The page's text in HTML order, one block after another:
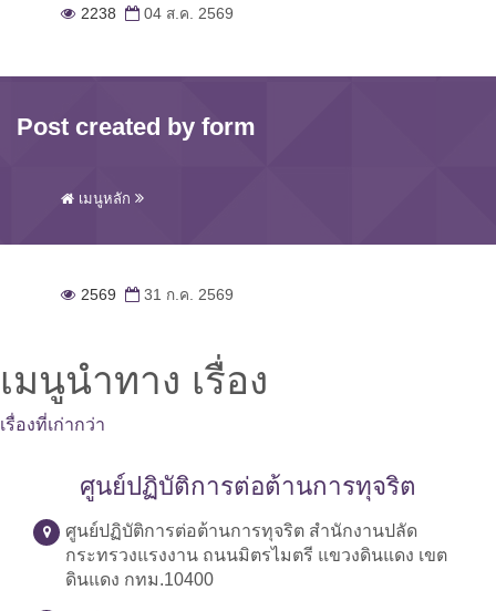
2238 04 ส.ค. 2569
Post created by form
เมนูหลัก
2569 31 ก.ค. 2569
เมนูนำทาง เรื่อง
เรื่องที่เก่ากว่า
ศูนย์ปฏิบัติการต่อต้านการทุจริต
ศูนย์ปฏิบัติการต่อต้านการทุจริต สำนักงานปลัด
กระทรวงแรงงาน ถนนมิตรไมตรี แขวงดินแดง เขต
ดินแดง กทม.10400